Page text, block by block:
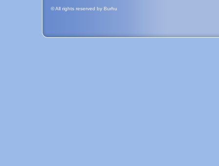
© All rights reserved by Burhu